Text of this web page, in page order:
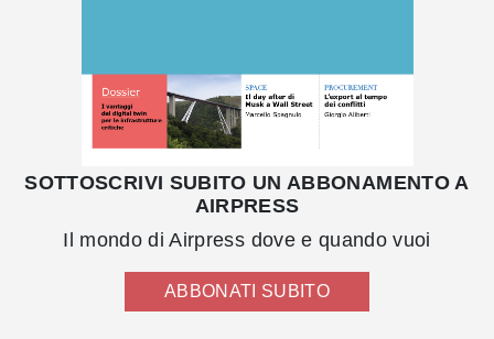
SOTTOSCRIVI SUBITO UN ABBONAMENTO A
AIRPRESS
Il mondo di Airpress dove e quando vuoi
ABBONATI SUBITO